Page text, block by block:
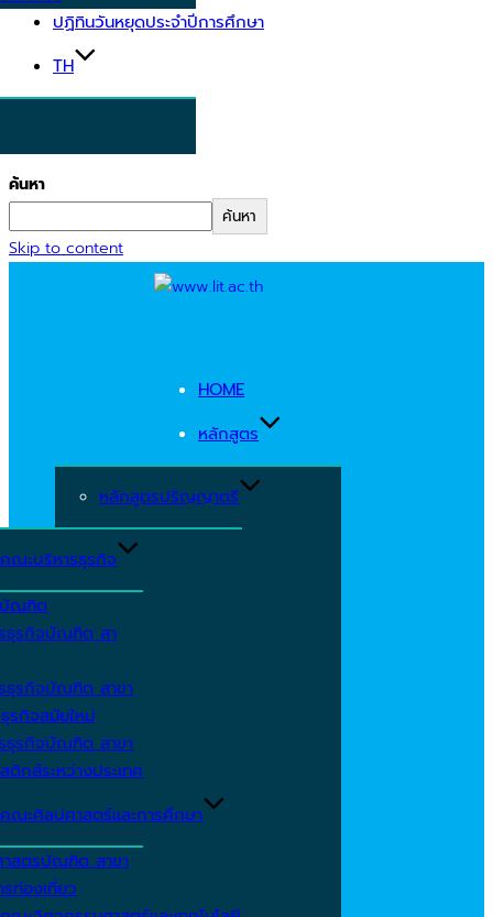
ปฏิทินวันหยุดประจำปีการศึกษา
TH
ค้นหา
ค้นหา
Skip to content
HOME
หลักสูตร
หลักสูตรปริญญาตรี
คณะบริหารธุรกิจ
ณฑิต
ธุรกิจบัณฑิต สา
ธุรกิจบัณฑิต สาขา
รกิจสมัยใหม่
ธุรกิจบัณฑิต สาขา
ติกส์ระหว่างประเทศ
คณะศิลปศาสตร์และการศึกษา
สตรบัณฑิต สาขา
ท่องเที่ยว